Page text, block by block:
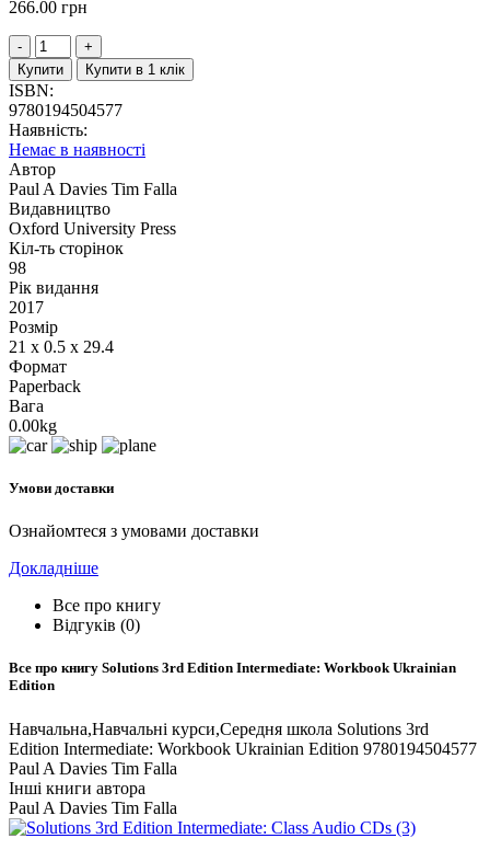
266.00 грн
Купити Купити в 1 клік
ISBN:
9780194504577
Наявність:
Немає в наявності
Автор
Paul A Davies Tim Falla
Видавництво
Oxford University Press
Кіл-ть сторінок
98
Рік видання
2017
Розмір
21 x 0.5 x 29.4
Формат
Paperback
Вага
0.00kg
Умови доставки
Ознайомтеся з умовами доставки
Докладніше
Все про книгу
Відгуків (0)
Все про книгу Solutions 3rd Edition Intermediate: Workbook Ukrainian
Edition
Навчальна,Навчальні курси,Середня школа Solutions 3rd
Edition Intermediate: Workbook Ukrainian Edition 9780194504577
Paul A Davies Tim Falla
Інші книги автора
Paul A Davies Tim Falla